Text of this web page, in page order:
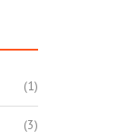
(1)
(3)